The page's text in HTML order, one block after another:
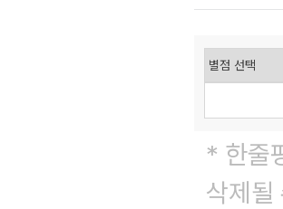
* 한줄
삭제될